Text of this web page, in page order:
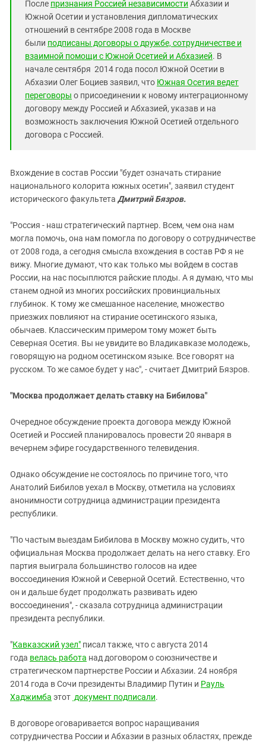
После признания Россией независимости Абхазии и
Южной Осетии и установления дипломатических
отношений в сентябре 2008 года в Москве
были подписаны договоры о дружбе, сотрудничестве и
взаимной помощи с Южной Осетией и Абхазией. В
начале сентября 2014 года посол Южной Осетии в
Абхазии Олег Боциев заявил, что Южная Осетия ведет
переговоры о присоединении к новому интеграционному
договору между Россией и Абхазией, указав и на
возможность заключения Южной Осетией отдельного
договора с Россией.
Вхождение в состав России "будет означать стирание
национального колорита южных осетин", заявил студент
исторического факультета Дмитрий Бязров.
"Россия - наш стратегический партнер. Всем, чем она нам
могла помочь, она нам помогла по договору о сотрудничестве
от 2008 года, а сегодня смысла вхождения в состав РФ я не
вижу. Многие думают, что как только мы войдем в состав
России, на нас посыплются райские плоды. А я думаю, что мы
станем одной из многих российских провинциальных
глубинок. К тому же смешанное население, множество
приезжих повлияют на стирание осетинского языка,
обычаев. Классическим примером тому может быть
Северная Осетия. Вы не увидите во Владикавказе молодежь,
говорящую на родном осетинском языке. Все говорят на
русском. То же самое будет у нас", - считает Дмитрий Бязров.
"Москва продолжает делать ставку на Бибилова"
Очередное обсуждение проекта договора между Южной
Осетией и Россией планировалось провести 20 января в
вечернем эфире государственного телевидения.
Однако обсуждение не состоялось по причине того, что
Анатолий Бибилов уехал в Москву, отметила на условиях
анонимности сотрудница администрации президента
республики.
"По частым выездам Бибилова в Москву можно судить, что
официальная Москва продолжает делать на него ставку. Его
партия выиграла большинство голосов на идее
воссоединения Южной и Северной Осетий. Естественно, что
он и дальше будет продолжать развивать идею
воссоединения", - сказала сотрудница администрации
президента республики.
"Кавказский узел" писал также, что с августа 2014
года велась работа над договором о союзничестве и
стратегическом партнерстве России и Абхазии. 24 ноября
2014 года в Сочи президенты Владимир Путин и Рауль
Хаджимба этот документ подписали.
В договоре оговаривается вопрос наращивания
сотрудничества России и Абхазии в разных областях, прежде